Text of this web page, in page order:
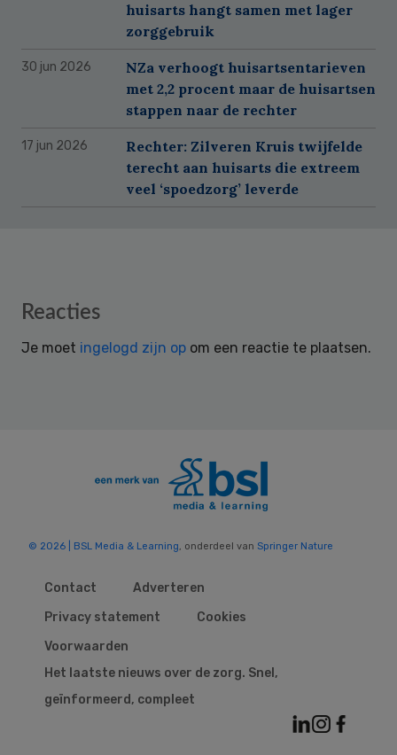
huisarts hangt samen met lager
zorggebruik
30 jun 2026
NZa verhoogt huisartsentarieven
met 2,2 procent maar de huisartsen
stappen naar de rechter
17 jun 2026
Rechter: Zilveren Kruis twijfelde
terecht aan huisarts die extreem
veel ‘spoedzorg’ leverde
Reader
Reacties
Je moet ingelogd zijn op om een reactie te plaatsen.
© 2026 | BSL Media & Learning, onderdeel van Springer Nature
Contact
Adverteren
Privacy statement
Cookies
Voorwaarden
Het laatste nieuws over de zorg. Snel,
geïnformeerd, compleet